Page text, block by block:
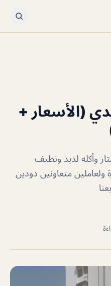
(الأسعار +
وأكله لذيذ ونظيف
ولعاملين متعاونين دودين